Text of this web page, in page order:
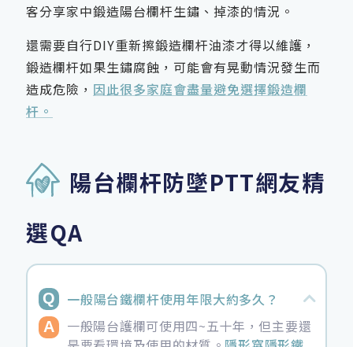
客分享家中鍛造陽台欄杆生鏽、掉漆的情況。
還需要自行DIY重新擦鍛造欄杆油漆才得以維護，
鍛造欄杆如果生鏽腐蝕，可能會有晃動情況發生而
造成危險， 因此很多家庭會盡量避免選擇鍛造欄
杆。
陽台欄杆防墜PTT網友精
選QA
一般陽台鐵欄杆使用年限大約多久？
一般陽台護欄可使用四~五十年，但主要還